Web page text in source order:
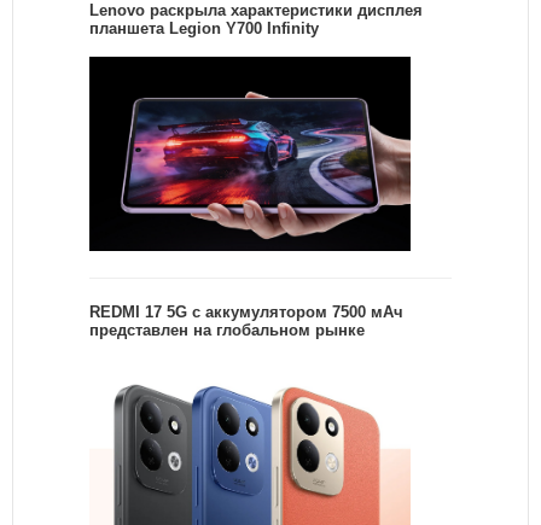
Lenovo раскрыла характеристики дисплея
планшета Legion Y700 Infinity
REDMI 17 5G c аккумулятором 7500 мАч
представлен на глобальном рынке